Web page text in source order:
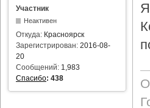
Участник
Неактивен
Откуда: Красноярск
Зарегистрирован: 2016-08-
20
Сообщений: 1,983
Спасибо: 438